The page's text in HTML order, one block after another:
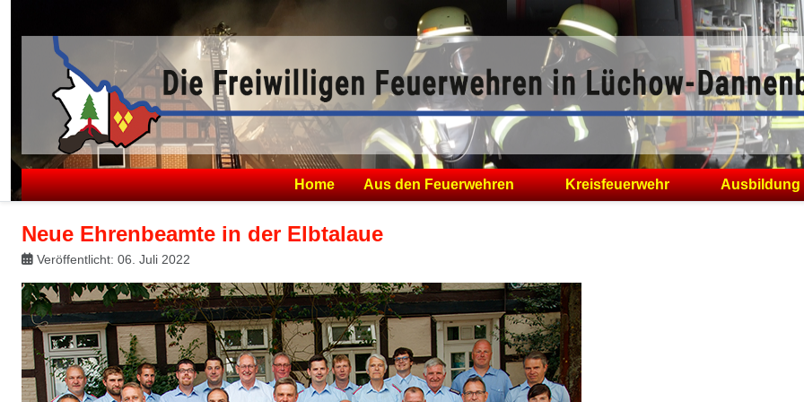
Home Aus den Feuerwehren Kreisfeuerwehr Ausbildung
Neue Ehrenbeamte in der Elbtalaue
Veröffentlicht: 06. Juli 2022